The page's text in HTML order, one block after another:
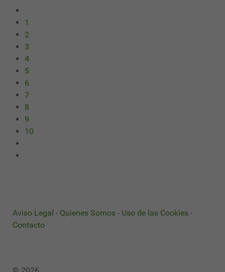
1
2
3
4
5
6
7
8
9
10
Aviso Legal - Quienes Somos - Uso de las Cookies -
Contacto